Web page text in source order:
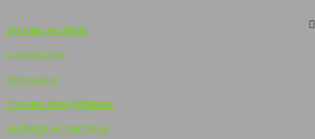
Artisans et devis
Construction
Rénovation
Travaux énergétiques
Outillage et bricolage